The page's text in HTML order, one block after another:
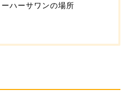
ハーサワンの場所